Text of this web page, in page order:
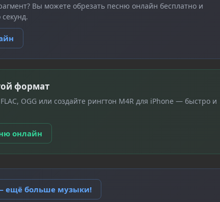
Вы можете обрезать песню онлайн бесплатно и
формат
OGG или создайте рингтон M4R для iPhone — быстро и
онлайн
ещё больше музыки!